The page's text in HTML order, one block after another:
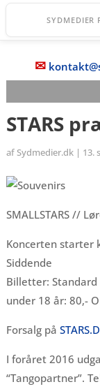
SYDMEDIER
✉
STARS
af Sydmedier.dk| 13.
SMALLSTARS //
Koncerten starter
Siddende
Billetter:
under 18 år: 80,-
Forsalg på
I foråret 2016
“Tangopartner”.